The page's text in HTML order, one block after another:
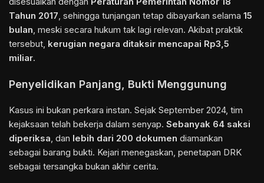
Tahun 2017, sehingga tunjangan tetap dibayarkan selama 15
bulan, meski secara hukum tak lagi relevan. Akibat praktik
tersebut, kerugian negara ditaksir mencapai Rp3,5
miliar.
Penyelidikan Panjang, Bukti Menggunung
Kasus ini bukan perkara instan. Sejak September 2024, tim
kejaksaan telah bekerja dalam senyap. Sebanyak 64 saksi
diperiksa, dan lebih dari 200 dokumen diamankan
sebagai barang bukti. Kejari menegaskan, penetapan DRK
sebagai tersangka bukan akhir cerita.